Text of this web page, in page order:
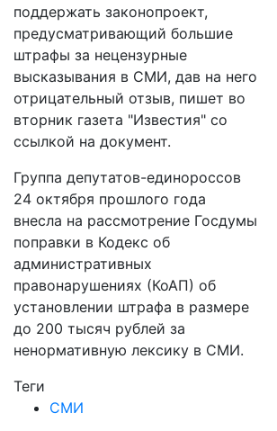
поддержать законопроект,
предусматривающий большие
штрафы за нецензурные
высказывания в СМИ, дав на него
отрицательный отзыв, пишет во
вторник газета "Известия" со
ссылкой на документ.
Группа депутатов-единороссов
24 октября прошлого года
внесла на рассмотрение Госдумы
поправки в Кодекс об
административных
правонарушениях (КоАП) об
установлении штрафа в размере
до 200 тысяч рублей за
ненормативную лексику в СМИ.
Теги
СМИ